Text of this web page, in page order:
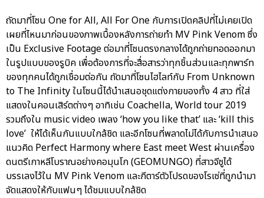
ถัดมาที่โซน One for All, All For One กับการเปิดคลิปที่ไม่เคยเปิด
เผยที่ไหนมาก่อนของภาพเบื้องหลังการถ่ายทำ MV Pink Venom ซึ่ง
เป็น Exclusive Footage ต่อมาที่โซนตรงกลางได้ถูกถ่ายทอดออกมา
ในรูปแบบของรูบิค เพื่อต้องการที่จะสื่อสารว่าทุกชิ้นส่วนและทุกพาร์ท
ของทุกคนได้ถูกเชื่อมต่อกัน ถัดมาที่โซนไฮไลท์กับ From Unknown
to The Infinity ในโซนนี้ได้นำเสนอชุดแต่งกายของทั้ง 4 สาว ที่ใส่
แสดงในคอนเสิร์ตต่างๆ อาทิเช่น Coachella, World tour 2019
รวมถึงใน music video เพลง ‘how you like that’ และ ‘kill this
love’ ให้ได้เห็นกันแบบใกล้ชิด และอีกโซนที่พลาดไม่ได้กับการนำเสนอ
แนวคิด Perfect Harmony where East meet West ผ่านเครื่อง
ดนตรีเกาหลีโบราณอย่างคอมุนโก (GEOMUNGO) ที่สาวจีซูได้
บรรเลงไว้ใน MV Pink Venom และกีตาร์ตัวโปรดของโรเซ่ที่ถูกนำมา
จัดแสดงให้กับแฟนๆ ได้ชมแบบใกล้ชิด